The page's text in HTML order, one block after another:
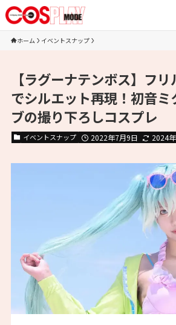
ホーム イベントスナップ
【ラグーナテンボス】フ
でシルエット再現！初音ミ
ブの撮り下ろしコスプレ
イベントスナップ 2022年7月9日 2024